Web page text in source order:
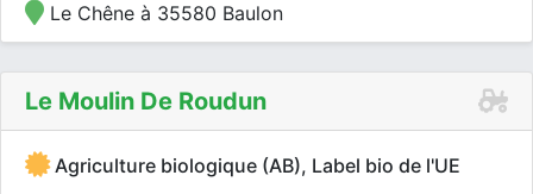
Le Chêne à 35580 Baulon
Le Moulin De Roudun
Agriculture biologique (AB), Label bio de l'UE